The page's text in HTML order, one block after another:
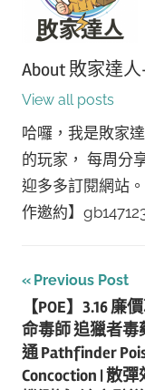
About 敗家達
View all posts
哈囉，我是敗家
的玩家， 每周分
迎多多訂閱網站
作邀約】
文
章
導
Previous Post
【POE】3.16 廉
命毒師 追獵者毒
通 Pathfinder
Concoction | 散